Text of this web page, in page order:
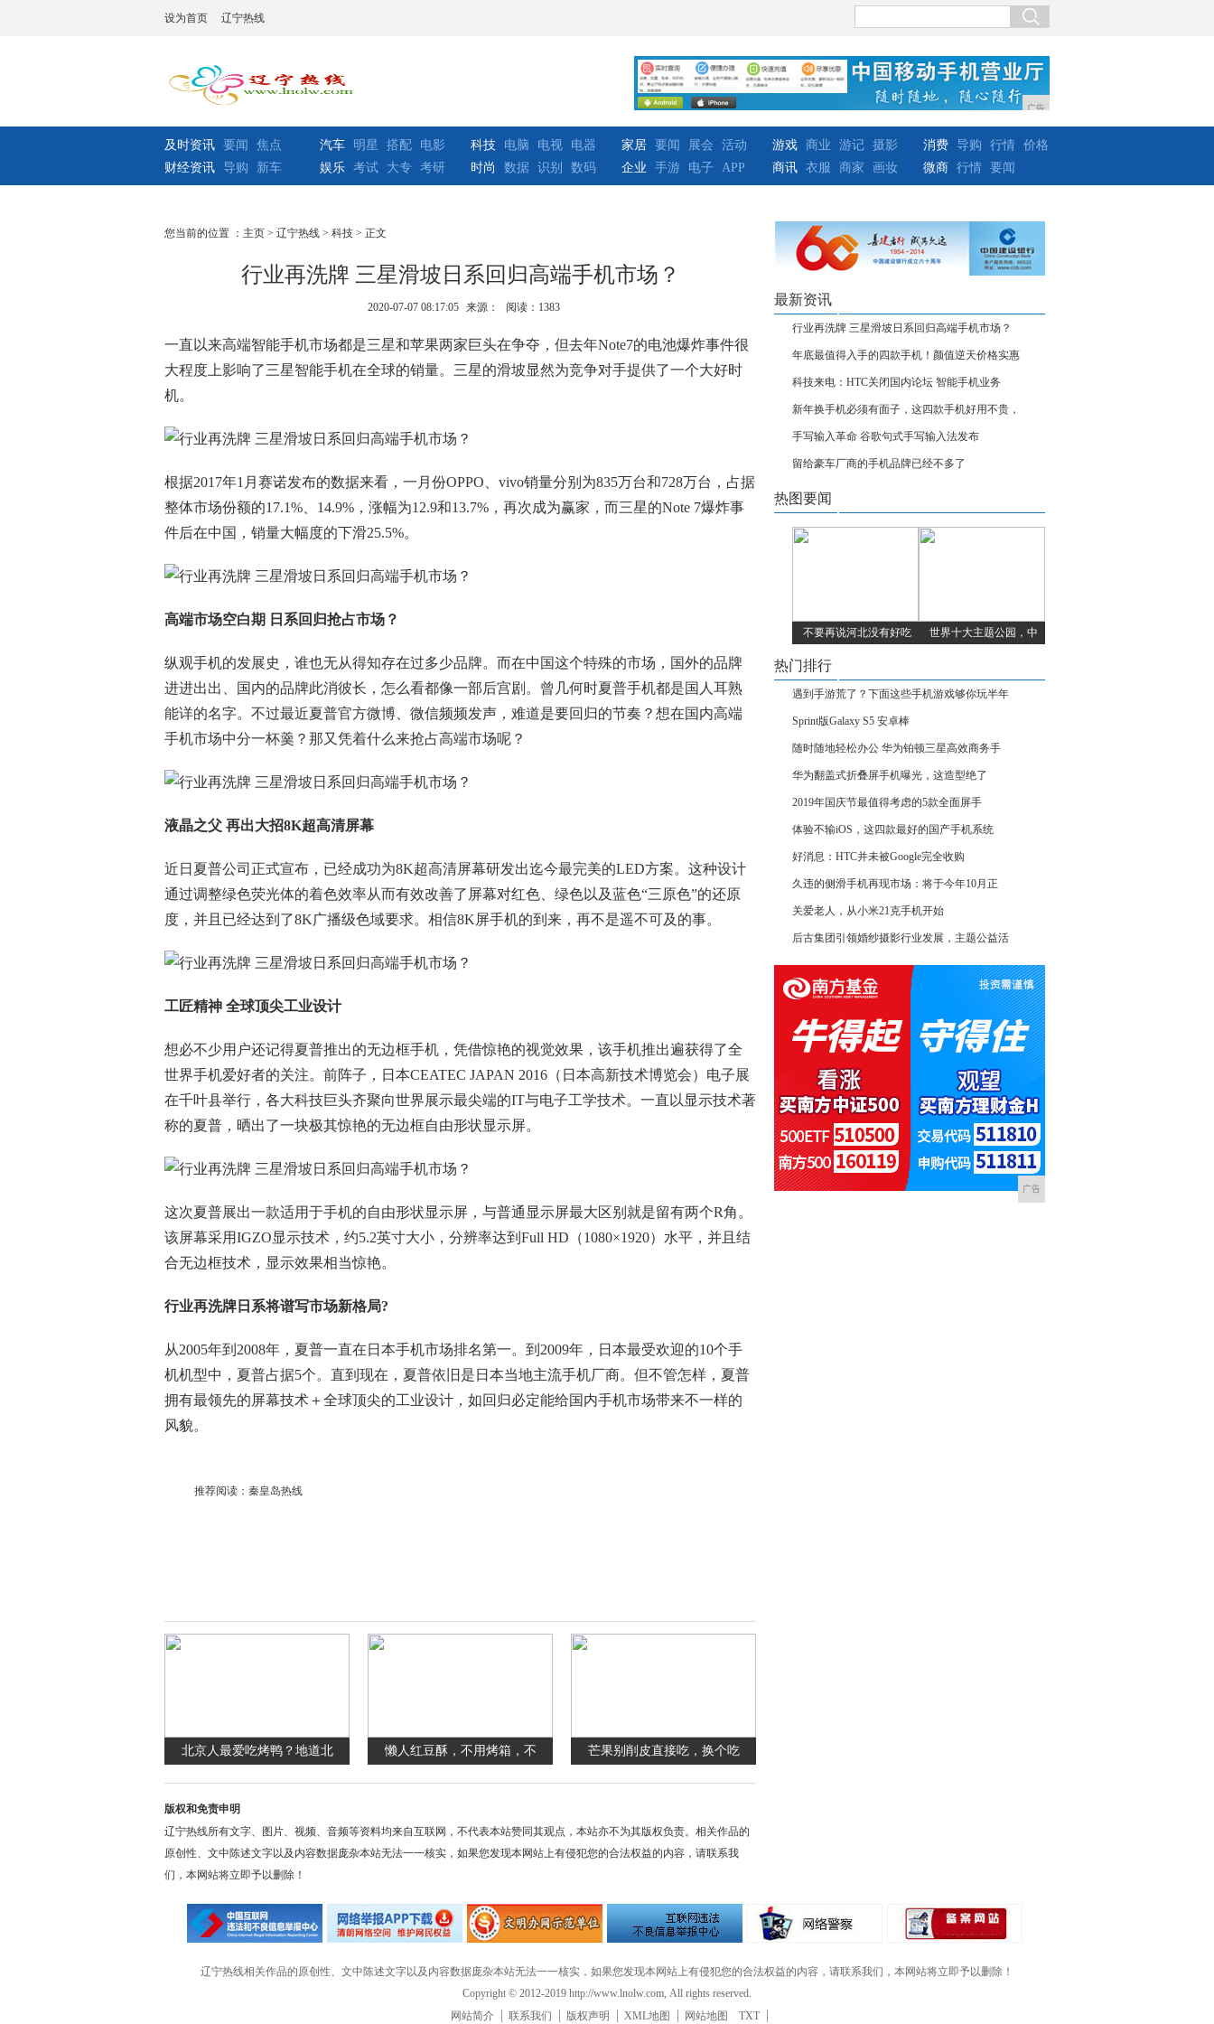
设为首页 辽宁热线
广告
及时资讯 要闻
焦点
财经资讯 导购 新车
汽车 明星 搭配
电影
娱乐 考试 大专 考研
科技 电脑 电视
电器
时尚
数据 识别 数码
家居 要闻 展会
活动
企业
手游 电子 APP
游戏 商业 游记 摄影
商讯 衣服 商家 画妆
消费 导购 行情 价格
微商 行情 要闻
您当前的位置 ： 主页 > 辽宁热线 > 科技 > 正文
行业再洗牌 三星滑坡日系回归高端手机市场？
2020-07-07 08:17:05 来源： 阅读：1383
一直以来高端智能手机市场都是三星和苹果两家巨头在争夺，但去年Note7的电池爆炸事件很
大程度上影响了三星智能手机在全球的销量。三星的滑坡显然为竞争对手提供了一个大好时
机。
根据2017年1月赛诺发布的数据来看，一月份OPPO、vivo销量分别为835万台和728万台，占据
整体市场份额的17.1%、14.9%，涨幅为12.9和13.7%，再次成为赢家，而三星的Note 7爆炸事
件后在中国，销量大幅度的下滑25.5%。
高端市场空白期 日系回归抢占市场？
纵观手机的发展史，谁也无从得知存在过多少品牌。而在中国这个特殊的市场，国外的品牌
进进出出、国内的品牌此消彼长，怎么看都像一部后宫剧。曾几何时夏普手机都是国人耳熟
能详的名字。不过最近夏普官方微博、微信频频发声，难道是要回归的节奏？想在国内高端
手机市场中分一杯羹？那又凭着什么来抢占高端市场呢？
液晶之父 再出大招8K超高清屏幕
近日夏普公司正式宣布，已经成功为8K超高清屏幕研发出迄今最完美的LED方案。这种设计
通过调整绿色荧光体的着色效率从而有效改善了屏幕对红色、绿色以及蓝色“三原色”的还原
度，并且已经达到了8K广播级色域要求。相信8K屏手机的到来，再不是遥不可及的事。
工匠精神 全球顶尖工业设计
想必不少用户还记得夏普推出的无边框手机，凭借惊艳的视觉效果，该手机推出遍获得了全
世界手机爱好者的关注。前阵子，日本CEATEC JAPAN 2016（日本高新技术博览会）电子展
在千叶县举行，各大科技巨头齐聚向世界展示最尖端的IT与电子工学技术。一直以显示技术著
称的夏普，晒出了一块极其惊艳的无边框自由形状显示屏。
这次夏普展出一款适用于手机的自由形状显示屏，与普通显示屏最大区别就是留有两个R角。
该屏幕采用IGZO显示技术，约5.2英寸大小，分辨率达到Full HD（1080×1920）水平，并且结
合无边框技术，显示效果相当惊艳。
行业再洗牌日系将谱写市场新格局?
从2005年到2008年，夏普一直在日本手机市场排名第一。到2009年，日本最受欢迎的10个手
机机型中，夏普占据5个。直到现在，夏普依旧是日本当地主流手机厂商。但不管怎样，夏普
拥有最领先的屏幕技术＋全球顶尖的工业设计，如回归必定能给国内手机市场带来不一样的
风貌。
推荐阅读： 秦皇岛热线
北京人最爱吃烤鸭？地道北 懒人红豆酥，不用烤箱，不 芒果别削皮直接吃，换个吃
版权和免责申明
辽宁热线所有文字、图片、视频、音频等资料均来自互联网，不代表本站赞同其观点，本站亦不为其版权负责。相关作品的
原创性、文中陈述文字以及内容数据庞杂本站无法一一核实，如果您发现本网站上有侵犯您的合法权益的内容，请联系我
们，本网站将立即予以删除！
最新资讯
行业再洗牌 三星滑坡日系回归高端手机市场？
年底最值得入手的四款手机！颜值逆天价格实惠
科技来电：HTC关闭国内论坛 智能手机业务
新年换手机必须有面子，这四款手机好用不贵，
手写输入革命 谷歌句式手写输入法发布
留给豪车厂商的手机品牌已经不多了
热图要闻
不要再说河北没有好吃 世界十大主题公园，中
热门排行
遇到手游荒了？下面这些手机游戏够你玩半年
Sprint版Galaxy S5 安卓棒
随时随地轻松办公 华为铂顿三星高效商务手
华为翻盖式折叠屏手机曝光，这造型绝了
2019年国庆节最值得考虑的5款全面屏手
体验不输iOS，这四款最好的国产手机系统
好消息：HTC并未被Google完全收购
久违的侧滑手机再现市场：将于今年10月正
关爱老人，从小米21克手机开始
后古集团引领婚纱摄影行业发展，主题公益活
广告
辽宁热线相关作品的原创性、文中陈述文字以及内容数据庞杂本站无法一一核实，如果您发现本网站上有侵犯您的合法权益的内容，请联系我们，本网站将立即予以删除！
Copyright © 2012-2019 http://www.lnolw.com, All rights reserved.
网站简介
联系我们 版权声明 XML地图 网站地图 TXT